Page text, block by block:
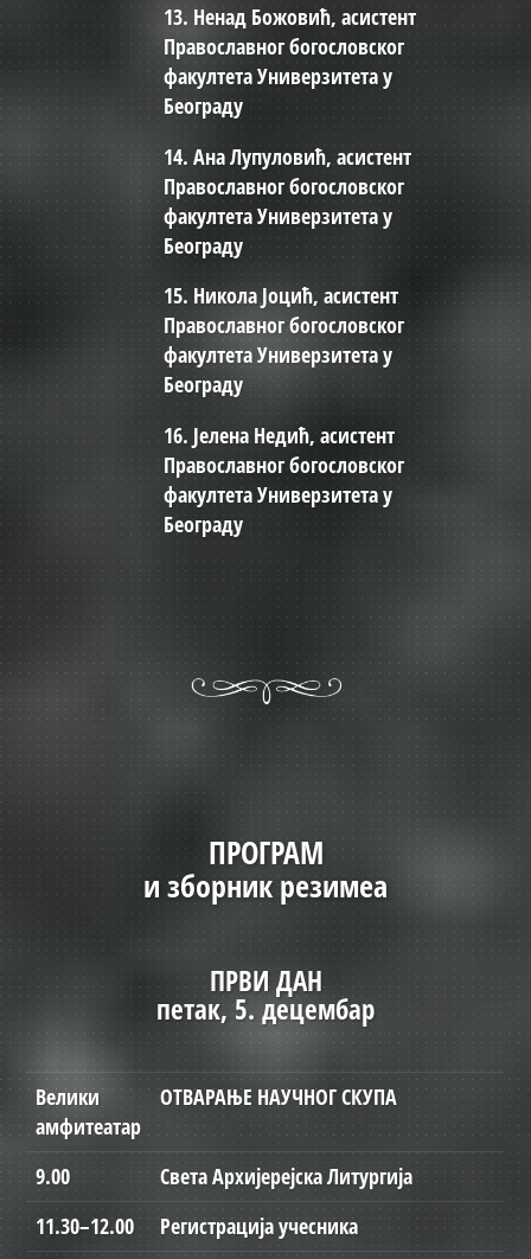
13. Ненад Божовић, асистент
Православног богословског
факултета Универзитета у
Београду
14. Ана Лупуловић, асистент
Православног богословског
факултета Универзитета у
Београду
15. Никола Јоцић, асистент
Православног богословског
факултета Универзитета у
Београду
16. Јелена Недић, асистент
Православног богословског
факултета Универзитета у
Београду
ПРОГРАМ
и зборник резимеа
ПРВИ ДАН
петак, 5. децембар
Велики
амфитеатар
ОТВАРАЊЕ НАУЧНОГ СКУПА
9.00
Света Архијерејска Литургија
11.30–12.00
Регистрација учесника